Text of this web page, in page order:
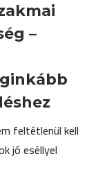
–
feltétlenül kell
jó eséllyel